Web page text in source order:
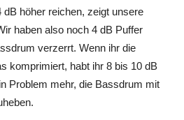
höher reichen, zeigt unsere
haben also noch 4 dB Puffer
verzerrt. Wenn ihr die
komprimiert, habt ihr 8 bis 10 dB
Problem mehr, die Bassdrum mit